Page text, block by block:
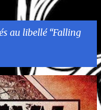
au libellé Falling